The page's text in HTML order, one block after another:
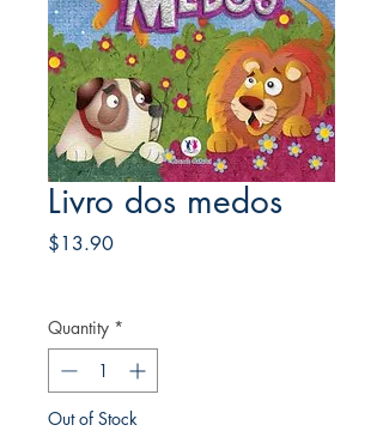
Livro dos medos
$13.90Price
Quantity *
Out of Stock